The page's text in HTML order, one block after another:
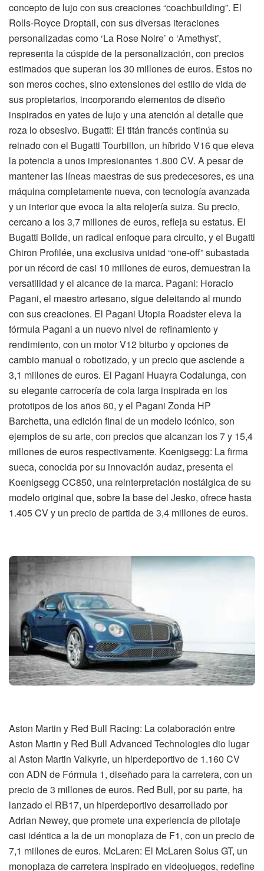
concepto de lujo con sus creaciones “coachbuilding”. El
Rolls-Royce Droptail, con sus diversas iteraciones
personalizadas como ‘La Rose Noire’ o ‘Amethyst’,
representa la cúspide de la personalización, con precios
estimados que superan los 30 millones de euros. Estos no
son meros coches, sino extensiones del estilo de vida de
sus propietarios, incorporando elementos de diseño
inspirados en yates de lujo y una atención al detalle que
roza lo obsesivo. Bugatti: El titán francés continúa su
reinado con el Bugatti Tourbillon, un híbrido V16 que eleva
la potencia a unos impresionantes 1.800 CV. A pesar de
mantener las líneas maestras de sus predecesores, es una
máquina completamente nueva, con tecnología avanzada
y un interior que evoca la alta relojería suiza. Su precio,
cercano a los 3,7 millones de euros, refleja su estatus. El
Bugatti Bolide, un radical enfoque para circuito, y el Bugatti
Chiron Profilée, una exclusiva unidad “one-off” subastada
por un récord de casi 10 millones de euros, demuestran la
versatilidad y el alcance de la marca. Pagani: Horacio
Pagani, el maestro artesano, sigue deleitando al mundo
con sus creaciones. El Pagani Utopia Roadster eleva la
fórmula Pagani a un nuevo nivel de refinamiento y
rendimiento, con un motor V12 biturbo y opciones de
cambio manual o robotizado, y un precio que asciende a
3,1 millones de euros. El Pagani Huayra Codalunga, con
su elegante carrocería de cola larga inspirada en los
prototipos de los años 60, y el Pagani Zonda HP
Barchetta, una edición final de un modelo icónico, son
ejemplos de su arte, con precios que alcanzan los 7 y 15,4
millones de euros respectivamente. Koenigsegg: La firma
sueca, conocida por su innovación audaz, presenta el
Koenigsegg CC850, una reinterpretación nostálgica de su
modelo original que, sobre la base del Jesko, ofrece hasta
1.405 CV y un precio de partida de 3,4 millones de euros.
Aston Martin y Red Bull Racing: La colaboración entre
Aston Martin y Red Bull Advanced Technologies dio lugar
al Aston Martin Valkyrie, un hiperdeportivo de 1.160 CV
con ADN de Fórmula 1, diseñado para la carretera, con un
precio de 3 millones de euros. Red Bull, por su parte, ha
lanzado el RB17, un hiperdeportivo desarrollado por
Adrian Newey, que promete una experiencia de pilotaje
casi idéntica a la de un monoplaza de F1, con un precio de
7,1 millones de euros. McLaren: El McLaren Solus GT, un
monoplaza de carretera inspirado en videojuegos, redefine